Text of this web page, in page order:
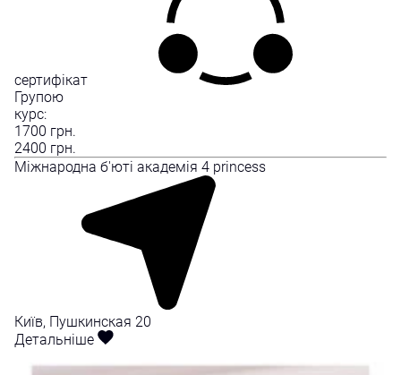
сертифікат
Групою
курс:
1700 грн.
2400 грн.
Міжнародна б'юті академія 4 princess
Київ, Пушкинская 20
Детальніше